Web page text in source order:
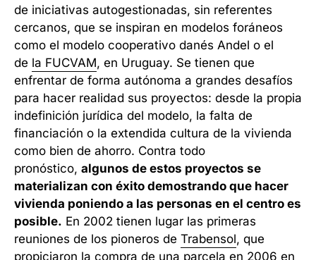
de iniciativas autogestionadas, sin referentes
cercanos, que se inspiran en modelos foráneos
como el modelo cooperativo danés Andel o el
de la FUCVAM, en Uruguay. Se tienen que
enfrentar de forma autónoma a grandes desafíos
para hacer realidad sus proyectos: desde la propia
indefinición jurídica del modelo, la falta de
financiación o la extendida cultura de la vivienda
como bien de ahorro. Contra todo
pronóstico, algunos de estos proyectos se
materializan con éxito demostrando que hacer
vivienda poniendo a las personas en el centro es
posible. En 2002 tienen lugar las primeras
reuniones de los pioneros de Trabensol, que
propiciaron la compra de una parcela en 2006 en